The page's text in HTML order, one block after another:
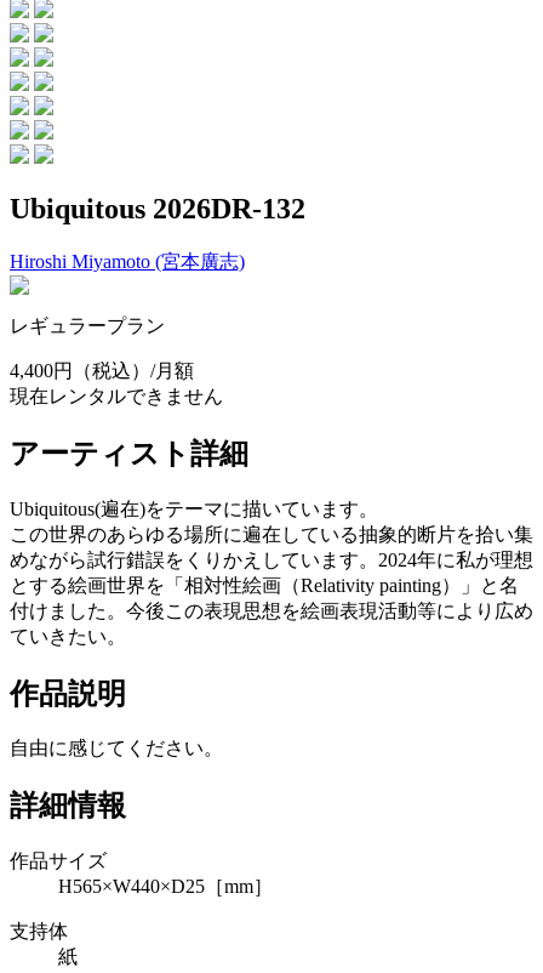
Ubiquitous 2026DR-132
Hiroshi Miyamoto (宮本廣志)
レギュラープラン
4,400円
（税込）/月額
現在レンタルできません
アーティスト詳細
Ubiquitous(遍在)をテーマに描いています。
この世界のあらゆる場所に遍在している抽象的断片を拾い集
めながら試行錯誤をくりかえしています。2024年に私が理想
とする絵画世界を「相対性絵画（Relativity painting）」と名
付けました。今後この表現思想を絵画表現活動等により広め
ていきたい。
作品説明
自由に感じてください。
詳細情報
作品サイズ
H565×W440×D25［mm］
支持体
紙